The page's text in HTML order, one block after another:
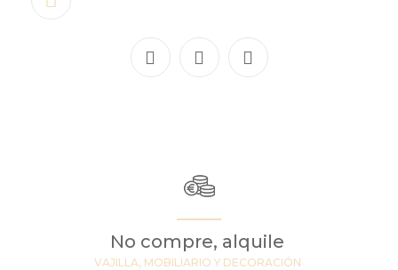
No compre, alquile
VAJILLA, MOBILIARIO Y DECORACIÓN